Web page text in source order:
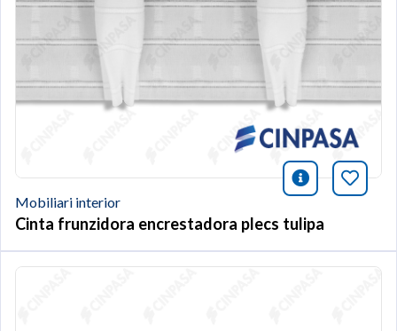
icono
Mobiliari interior
Cinta frunzidora encrestadora plecs tulipa